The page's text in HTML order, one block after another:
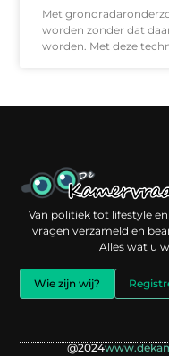
Met
worden zonder dat
worden. Met deze
Van politiek tot lifestyle
vragen verzameld en
Alles wat u
Wie zijn wij?
@2024